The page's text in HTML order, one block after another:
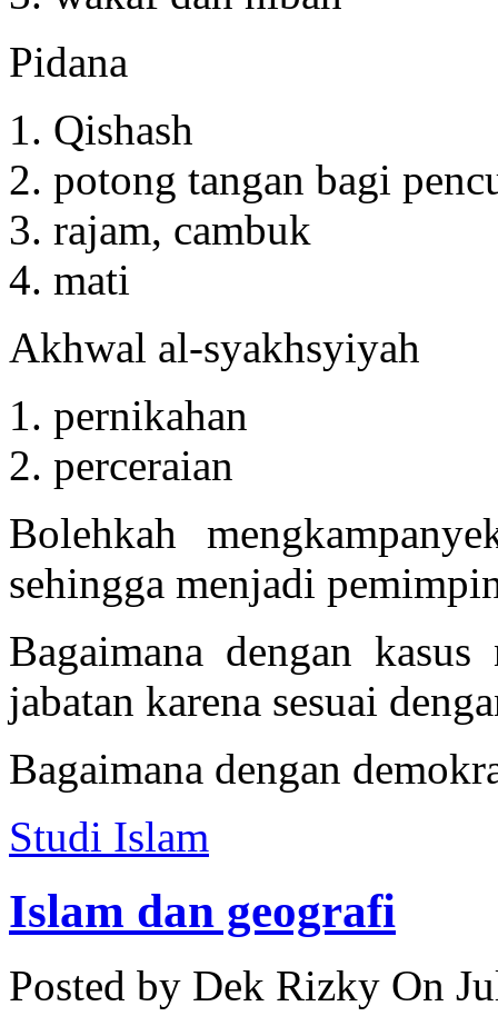
Pidana
Qishash
potong tangan bagi
rajam, cambuk
mati
Akhwal al-syakhsyiyah
pernikahan
perceraian
Bolehkah
sehingga menjadi
Bagaimana dengan
jabatan karena sesuai
Bagaimana dengan
Studi Islam
Islam dan geografi
Posted by Dek Rizky On